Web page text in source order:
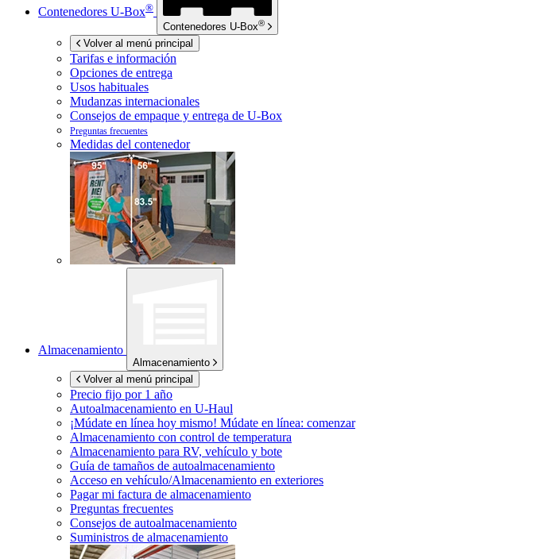
Contenedores U-Box®
Contenedores U-Box®
Volver al menú principal
Tarifas e información
Opciones de entrega
Usos habituales
Mudanzas internacionales
Consejos de empaque y entrega de U-Box
Preguntas frecuentes
Medidas del contenedor
Almacenamiento
Almacenamiento
Volver al menú principal
Precio fijo por 1 año
Autoalmacenamiento en U-Haul
¡Múdate en línea hoy mismo! Múdate en línea: comenzar
Almacenamiento con control de temperatura
Almacenamiento para RV, vehículo y bote
Guía de tamaños de autoalmacenamiento
Acceso en vehículo/Almacenamiento en exteriores
Pagar mi factura de almacenamiento
Preguntas frecuentes
Consejos de autoalmacenamiento
Suministros de almacenamiento